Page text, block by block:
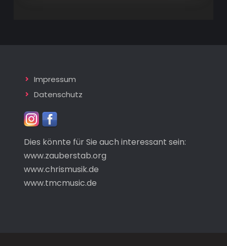
Impressum
Datenschutz
Dies könnte für Sie auch interessant sein:
www.zauberstab.org
www.chrismusik.de
www.tmcmusic.de